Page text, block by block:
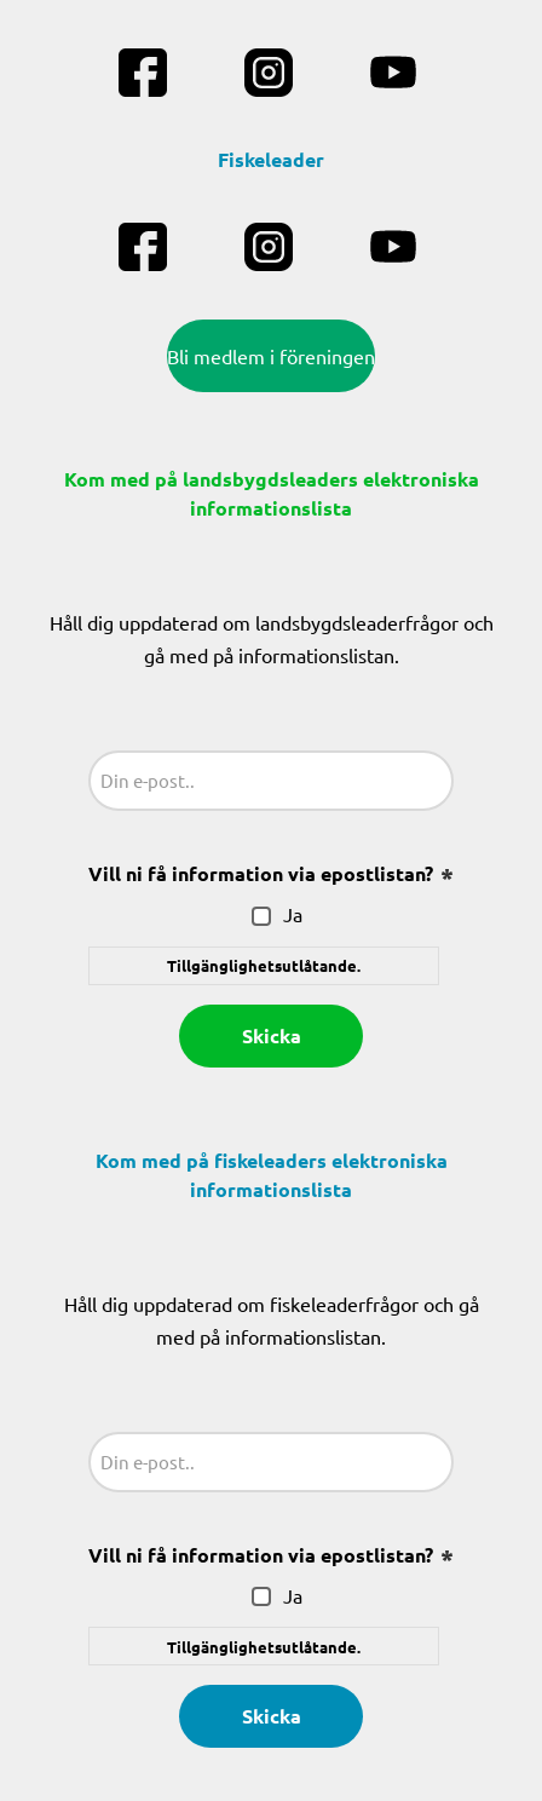
Fiskeleader
Bli medlem i föreningen
Kom med på landsbygdsleaders elektroniska
informationslista
Håll dig uppdaterad om landsbygdsleaderfrågor och
gå med på informationslistan.
Vill ni få information via epostlistan?
Ja
Tillgänglighetsutlåtande.
Kom med på fiskeleaders elektroniska
informationslista
Håll dig uppdaterad om fiskeleaderfrågor och gå
med på informationslistan.
Sähköposti
Vill ni få information via epostlistan?
Ja
Tillgänglighetsutlåtande.